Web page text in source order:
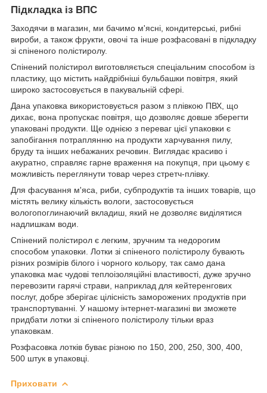
Підкладка із ВПС
Заходячи в магазин, ми бачимо м'ясні, кондитерські, рибні
вироби, а також фрукти, овочі та інше розфасовані в підкладку
зі спіненого полістиролу.
Спінений полістирол виготовляється спеціальним способом із
пластику, що містить найдрібніші бульбашки повітря, який
широко застосовується в пакувальній сфері.
Дана упаковка використовується разом з плівкою ПВХ, що
дихає, вона пропускає повітря, що дозволяє довше зберегти
упаковані продукти. Ще однією з переваг цієї упаковки є
запобігання потраплянню на продукти харчування пилу,
бруду та інших небажаних речовин. Виглядає красиво і
акуратно, справляє гарне враження на покупця, при цьому є
можливість переглянути товар через стретч-плівку.
Для фасування м'яса, риби, субпродуктів та інших товарів, що
містять велику кількість вологи, застосовується
вологопоглинаючий вкладиш, який не дозволяє виділятися
надлишкам води.
Спінений полістирол є легким, зручним та недорогим
способом упаковки. Лотки зі спіненого полістиролу бувають
різних розмірів білого і чорного кольору, так само дана
упаковка має чудові теплоізоляційні властивості, дуже зручно
перевозити гарячі страви, наприклад для кейтеренгових
послуг, добре зберігає цілісність заморожених продуктів при
транспортуванні. У нашому інтернет-магазині ви зможете
придбати лотки зі спіненого полістиролу тільки враз
упаковкам.
Розфасовка лотків буває різною по 150, 200, 250, 300, 400,
500 штук в упаковці.
Приховати